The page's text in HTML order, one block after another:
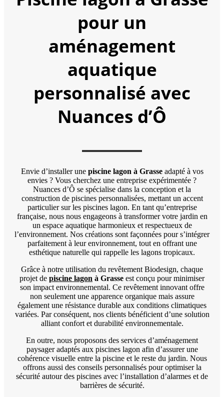
pour un
aménagement
aquatique
personnalisé avec
Nuances d’Ô
Envie d’installer unepiscine lagon à Grasseadapté à vos
envies ? Vous cherchez une entreprise expérimentée ?
Nuances d’Ô se spécialise dans la conception et la
construction de piscines personnalisées, mettant un accent
particulier sur les piscines lagon. En tant qu’entreprise
française, nous nous engageons à transformer votre jardin en
un espace aquatique harmonieux et respectueux de
l’environnement. Nos créations sont façonnées pour s’intégrer
parfaitement à leur environnement, tout en offrant une
esthétique naturelle qui rappelle les lagons tropicaux.
Grâce à notre utilisation du revêtement Biodesign, chaque
projet de piscine lagon à Grasse est conçu pour minimiser
son impact environnemental. Ce revêtement innovant offre
non seulement une apparence organique mais assure
également une résistance durable aux conditions climatiques
variées. Par conséquent, nos clients bénéficient d’une solution
alliant confort et durabilité environnementale.
En outre, nous proposons des services d’aménagement
paysager adaptés aux piscines lagon afin d’assurer une
cohérence visuelle entre la piscine et le reste du jardin. Nous
offrons aussi des conseils personnalisés pour optimiser la
sécurité autour des piscines avec l’installation d’alarmes et de
barrières de sécurité.